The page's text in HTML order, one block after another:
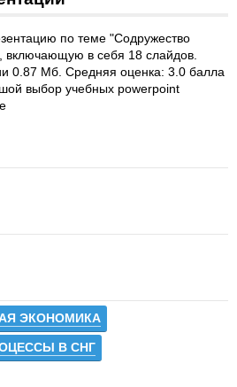
по теме "Содружество
включающую в себя 18 слайдов.
0.87 Мб. Средняя оценка: 3.0 балла
выбор учебных powerpoint
ЭКОНОМИКА
В СНГ